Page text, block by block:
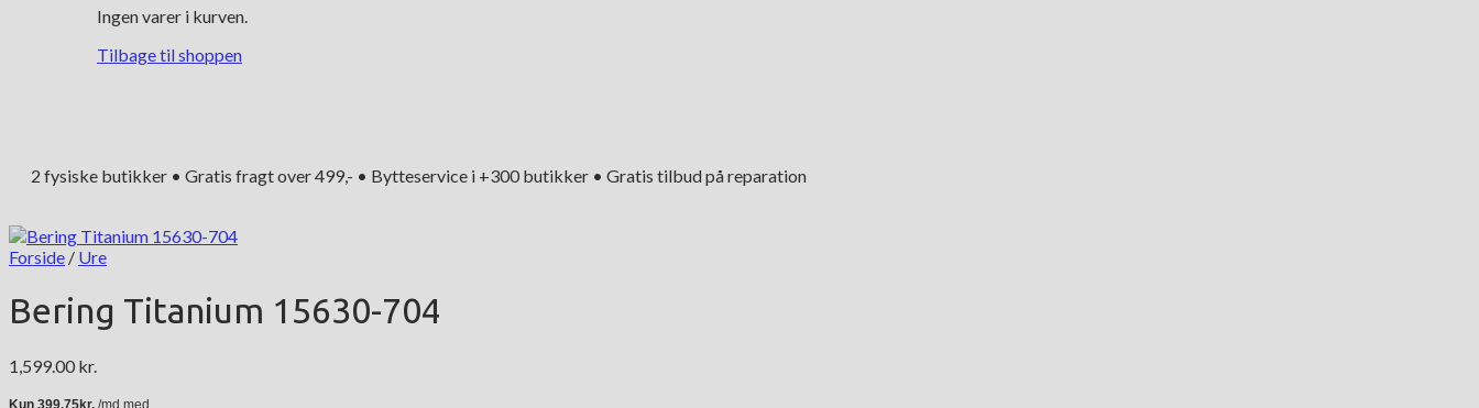
Ingen varer i kurven.
Tilbage til shoppen
2 fysiske butikker • Gratis fragt over 499,- • Bytteservice i +300 butikker • Gratis tilbud på reparation
Forside / Ure
Bering Titanium 15630-704
1,599.00 kr.